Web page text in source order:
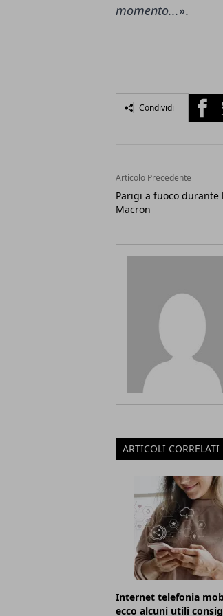
momento...».
Condividi
Articolo Precedente
Parigi a fuoco
Macron
ARTICOLI CORRELATI
Internet telefonia
ecco alcuni utili